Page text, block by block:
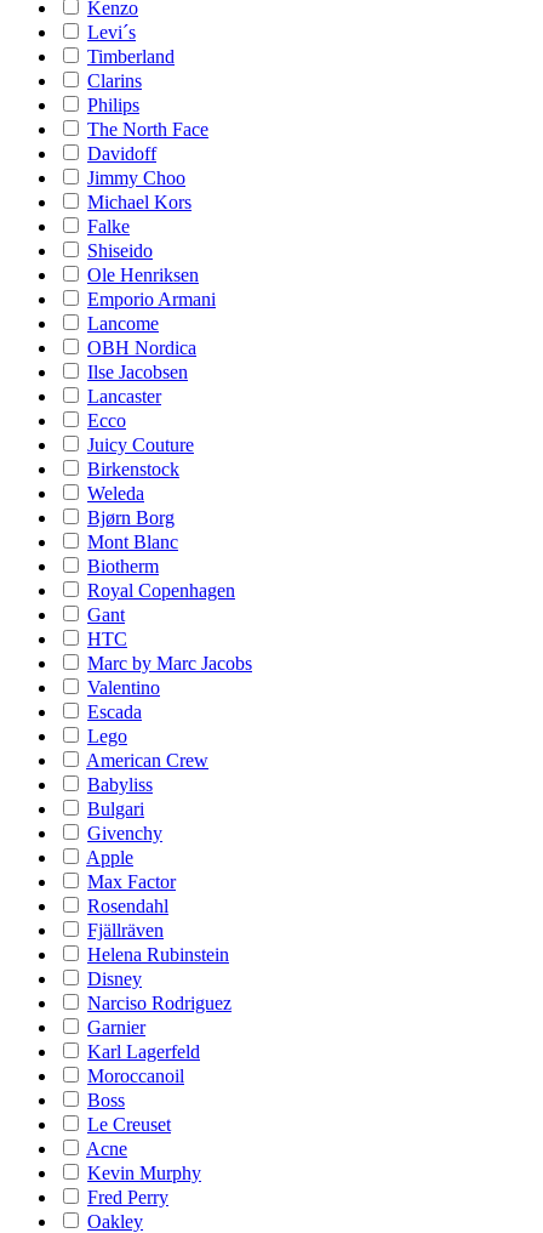
Kenzo
Levi´s
Timberland
Clarins
Philips
The North Face
Davidoff
Jimmy Choo
Michael Kors
Falke
Shiseido
Ole Henriksen
Emporio Armani
Lancome
OBH Nordica
Ilse Jacobsen
Lancaster
Ecco
Juicy Couture
Birkenstock
Weleda
Bjørn Borg
Mont Blanc
Biotherm
Royal Copenhagen
Gant
HTC
Marc by Marc Jacobs
Valentino
Escada
Lego
American Crew
Babyliss
Bulgari
Givenchy
Apple
Max Factor
Rosendahl
Fjällräven
Helena Rubinstein
Disney
Narciso Rodriguez
Garnier
Karl Lagerfeld
Moroccanoil
Boss
Le Creuset
Acne
Kevin Murphy
Fred Perry
Oakley